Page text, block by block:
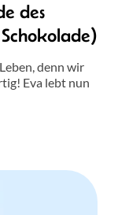
des
denn wir
Eva lebt nun